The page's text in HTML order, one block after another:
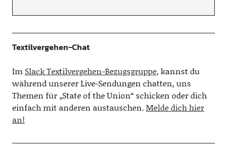
Textilvergehen-Chat
Im Slack Textilvergehen-Bezugsgruppe, kannst du
während unserer Live-Sendungen chatten, uns
Themen für „State of the Union“ schicken oder dich
einfach mit anderen austauschen.Melde dich hier
an!